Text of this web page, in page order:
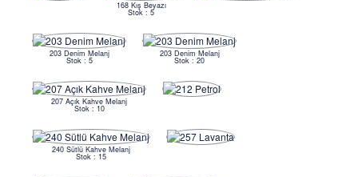
168 Kış Beyazı
Stok : 5
203 Denim Melanj
Stok : 5
203 Denim Melanj
Stok : 20
207 Açık Kahve Melanj
Stok : 10
240 Sütlü Kahve Melanj
Stok : 15